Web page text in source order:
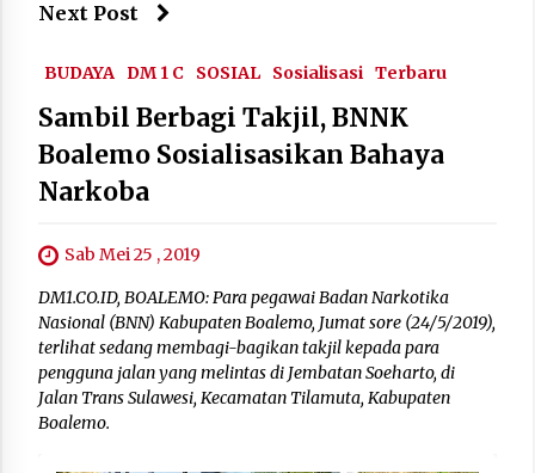
Next Post
BUDAYA DM 1 C SOSIAL Sosialisasi Terbaru
Sambil Berbagi Takjil, BNNK
Boalemo Sosialisasikan Bahaya
Narkoba
Sab Mei 25 , 2019
DM1.CO.ID, BOALEMO: Para pegawai Badan Narkotika
Nasional (BNN) Kabupaten Boalemo, Jumat sore (24/5/2019),
terlihat sedang membagi-bagikan takjil kepada para
pengguna jalan yang melintas di Jembatan Soeharto, di
Jalan Trans Sulawesi, Kecamatan Tilamuta, Kabupaten
Boalemo.